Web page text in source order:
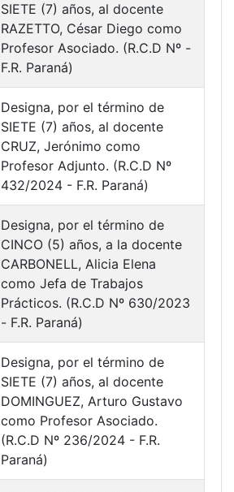
SIETE (7) años, al docente
RAZETTO, César Diego como
Profesor Asociado. (R.C.D Nº -
F.R. Paraná)
Designa, por el término de
SIETE (7) años, al docente
CRUZ, Jerónimo como
Profesor Adjunto. (R.C.D Nº
432/2024 - F.R. Paraná)
Designa, por el término de
CINCO (5) años, a la docente
CARBONELL, Alicia Elena
como Jefa de Trabajos
Prácticos. (R.C.D Nº 630/2023
- F.R. Paraná)
Designa, por el término de
SIETE (7) años, al docente
DOMINGUEZ, Arturo Gustavo
como Profesor Asociado.
(R.C.D Nº 236/2024 - F.R.
Paraná)